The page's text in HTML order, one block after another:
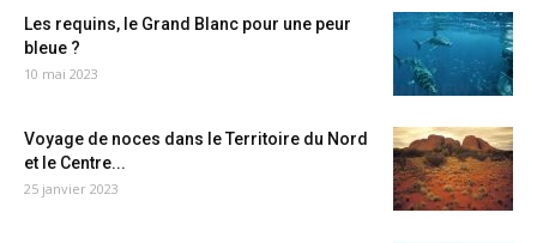
Les requins, le Grand Blanc pour une peur
bleue ?
10 mai 2023
Voyage de noces dans le Territoire du Nord
et le Centre...
25 janvier 2023